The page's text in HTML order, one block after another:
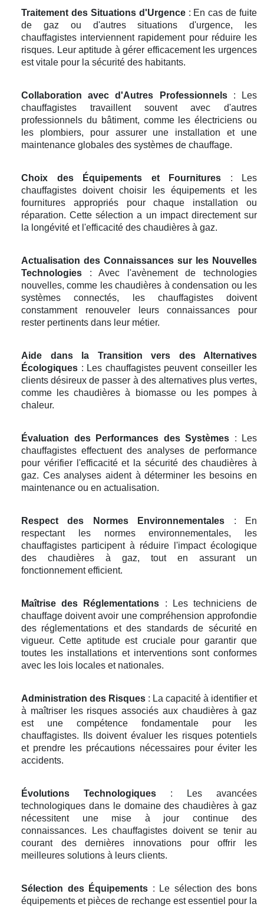
Traitement des Situations d'Urgence: En cas de fuite
de gaz ou d'autres situations d'urgence, les
chauffagistes interviennent rapidement pour réduire les
risques. Leur aptitude à gérer efficacement les urgences
est vitale pour la sécurité des habitants.
Collaboration avec d'Autres Professionnels: Les
chauffagistes travaillent souvent avec d'autres
professionnels du bâtiment, comme les électriciens ou
les plombiers, pour assurer une installation et une
maintenance globales des systèmes de chauffage.
Choix des Équipements et Fournitures : Les
chauffagistes doivent choisir les équipements et les
fournitures appropriés pour chaque installation ou
réparation. Cette sélection a un impact directement sur
la longévité et l'efficacité des chaudières à gaz.
Actualisation des Connaissances sur les Nouvelles
Technologies : Avec l'avènement de technologies
nouvelles, comme les chaudières à condensation ou les
systèmes connectés, les chauffagistes doivent
constamment renouveler leurs connaissances pour
rester pertinents dans leur métier.
Aide dans la Transition vers des Alternatives
Écologiques : Les chauffagistes peuvent conseiller les
clients désireux de passer à des alternatives plus vertes,
comme les chaudières à biomasse ou les pompes à
chaleur.
Évaluation des Performances des Systèmes : Les
chauffagistes effectuent des analyses de performance
pour vérifier l'efficacité et la sécurité des chaudières à
gaz. Ces analyses aident à déterminer les besoins en
maintenance ou en actualisation.
Respect des Normes Environnementales : En
respectant les normes environnementales, les
chauffagistes participent à réduire l'impact écologique
des chaudières à gaz, tout en assurant un
fonctionnement efficient.
Maîtrise des Réglementations : Les techniciens de
chauffage doivent avoir une compréhension approfondie
des réglementations et des standards de sécurité en
vigueur. Cette aptitude est cruciale pour garantir que
toutes les installations et interventions sont conformes
avec les lois locales et nationales.
Administration des Risques : La capacité à identifier et
à maîtriser les risques associés aux chaudières à gaz
est une compétence fondamentale pour les
chauffagistes. Ils doivent évaluer les risques potentiels
et prendre les précautions nécessaires pour éviter les
accidents.
Évolutions Technologiques : Les avancées
technologiques dans le domaine des chaudières à gaz
nécessitent une mise à jour continue des
connaissances. Les chauffagistes doivent se tenir au
courant des dernières innovations pour offrir les
meilleures solutions à leurs clients.
Sélection des Équipements : Le sélection des bons
équipements et pièces de rechange est essentiel pour la